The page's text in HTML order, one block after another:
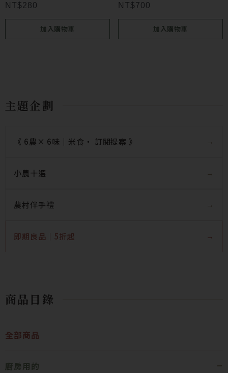
NT$280
加入購物車
NT$700
加入購物車
主題企劃
《 6農× 6味｜米食‧ 訂閱提案 》
小農十選
農村伴手禮
即期良品｜5折起
商品目錄
全部商品
廚房用的